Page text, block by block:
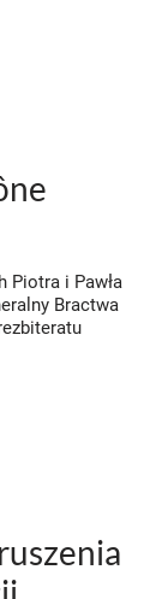
Piotra i Pawła
Bractwa